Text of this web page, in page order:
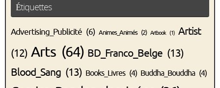
Étiquettes
Advertising_Publicité (6) Animes_Animés(2) Artbook(1) Artist
(12) Arts (64) BD_Franco_Belge (13)
Blood_Sang (13) Books_Livres(4) Buddha_Bouddha(4)